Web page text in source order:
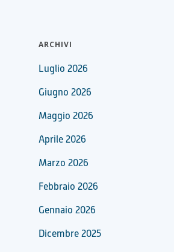
ARCHIVI
Luglio 2026
Giugno 2026
Maggio 2026
Aprile 2026
Marzo 2026
Febbraio 2026
Gennaio 2026
Dicembre 2025